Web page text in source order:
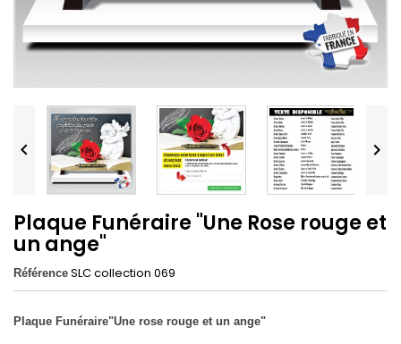
 
Plaque Funéraire "Une Rose rouge et
un ange"
Référence SLC collection 069
Plaque Funéraire"Une rose rouge et un ange"